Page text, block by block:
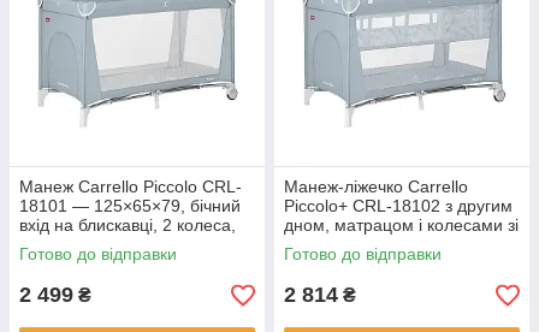
Манеж Carrello Piccolo CRL-
18101 — 125×65×79, бічний
вхід на блискавці, 2 колеса,
сумка для перенесення
Готово до відправки
2 499 ₴
Манеж-ліжечко Carrello
Piccolo+ CRL-18102 з другим
дном, матрацом і колесами зі
стопором
Готово до відправки
2 814 ₴